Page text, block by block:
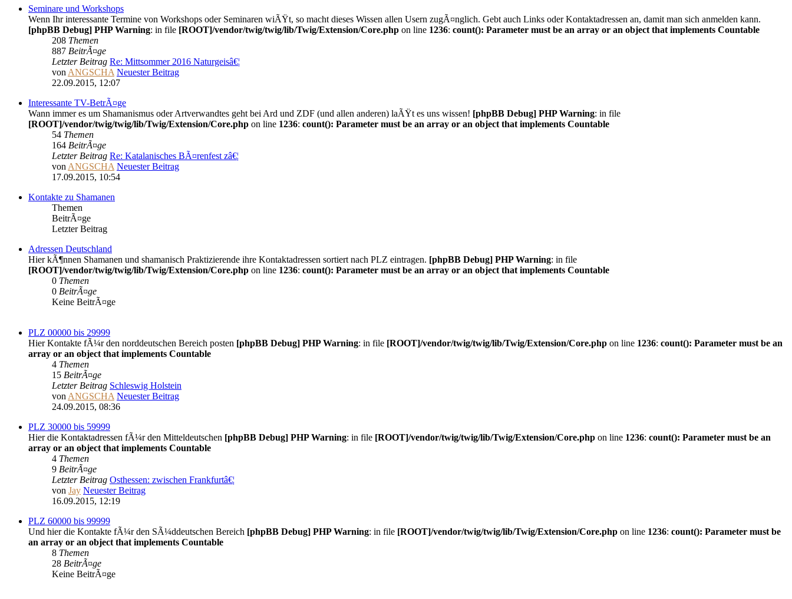
Seminare und Workshops
Wenn Ihr interessante Termine von Workshops oder Seminaren wiÃŸt, so macht dieses Wissen allen Usern zugÃ¤nglich. Gebt auch Links oder Kontaktadressen an, damit man sich anmelden kann.
[phpBB Debug] PHP Warning: in file [ROOT]/vendor/twig/twig/lib/Twig/Extension/Core.php on line 1236: count(): Parameter must be an array or an object that implements Countable
208 Themen
887 BeitrÃ¤ge
Letzter Beitrag Re: Mittsommer 2016 Naturgeisâ€¦
vonANGSCHA Neuester Beitrag
22.09.2015, 12:07
Interessante TV-BetrÃ¤ge
Wann immer es um Shamanismus oder Artverwandtes geht bei Ard und ZDF (und allen anderen) laÃŸt es uns wissen! [phpBB Debug] PHP Warning: in file
[ROOT]/vendor/twig/twig/lib/Twig/Extension/Core.php on line 1236: count(): Parameter must be an array or an object that implements Countable
54 Themen
164 BeitrÃ¤ge
Letzter Beitrag Re: Katalanisches BÃ¤renfest zâ€¦
vonANGSCHA Neuester Beitrag
17.09.2015, 10:54
Kontakte zu Shamanen
Themen
BeitrÃ¤ge
Letzter Beitrag
Adressen Deutschland
Hier kÃ¶nnen Shamanen und shamanisch Praktizierende ihre Kontaktadressen sortiert nach PLZ eintragen. [phpBB Debug] PHP Warning: in file
[ROOT]/vendor/twig/twig/lib/Twig/Extension/Core.php on line 1236: count(): Parameter must be an array or an object that implements Countable
0 Themen
0 BeitrÃ¤ge
Keine BeitrÃ¤ge
PLZ 00000 bis 29999
Hier Kontakte fÃ¼r den norddeutschen Bereich posten [phpBB Debug] PHP Warning: in file [ROOT]/vendor/twig/twig/lib/Twig/Extension/Core.php on line 1236: count(): Parameter must be an
array or an object that implements Countable
4 Themen
15 BeitrÃ¤ge
Letzter Beitrag Schleswig Holstein
vonANGSCHA Neuester Beitrag
24.09.2015, 08:36
PLZ 30000 bis 59999
Hier die Kontaktadressen fÃ¼r den Mitteldeutschen [phpBB Debug] PHP Warning: in file [ROOT]/vendor/twig/twig/lib/Twig/Extension/Core.php on line 1236: count(): Parameter must be an
array or an object that implements Countable
4 Themen
9 BeitrÃ¤ge
Letzter Beitrag Osthessen: zwischen Frankfurtâ€¦
von Jay Neuester Beitrag
16.09.2015, 12:19
PLZ 60000 bis 99999
Und hier die Kontakte fÃ¼r den SÃ¼ddeutschen Bereich [phpBB Debug] PHP Warning: in file [ROOT]/vendor/twig/twig/lib/Twig/Extension/Core.php on line 1236: count(): Parameter must be
an array or an object that implements Countable
8 Themen
28 BeitrÃ¤ge
Keine BeitrÃ¤ge